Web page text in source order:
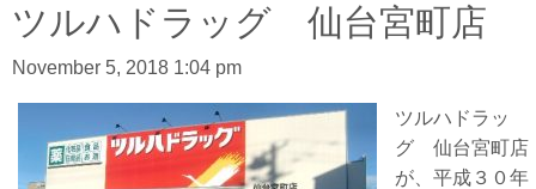
i
o
n
ツルハドラッグ 仙台宮町店
November 5, 2018 1:04 pm
ツルハドラッ
グ 仙台宮町店
が、平成３０年